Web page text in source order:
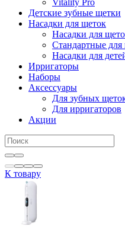
Vitality Pro
Детские зубные щетки
Насадки для щеток
Насадки для
Стандартные для
Насадки для
Ирригаторы
Наборы
Аксессуары
Для зубных
Для ирригаторов
Акции
К товару